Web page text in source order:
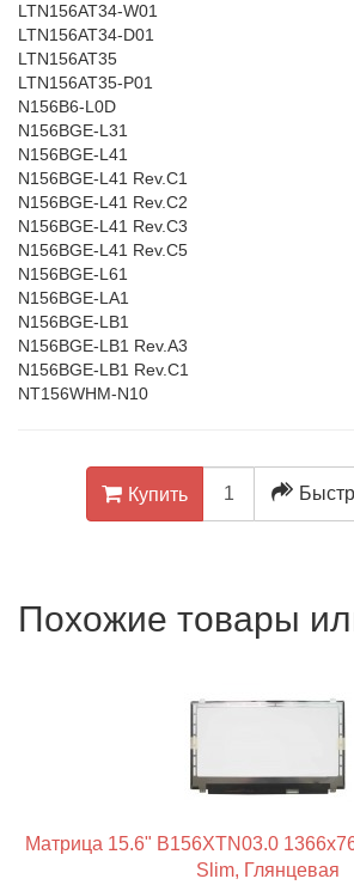
LTN156AT34-W01
LTN156AT34-D01
LTN156AT35
LTN156AT35-P01
N156B6-L0D
N156BGE-L31
N156BGE-L41
N156BGE-L41 Rev.C1
N156BGE-L41 Rev.C2
N156BGE-L41 Rev.C3
N156BGE-L41 Rev.C5
N156BGE-L61
N156BGE-LA1
N156BGE-LB1
N156BGE-LB1 Rev.A3
N156BGE-LB1 Rev.C1
NT156WHM-N10
Купить
Похожие товары
Матрица 15.6" B156XTN03.0
Slim, Глянцевая